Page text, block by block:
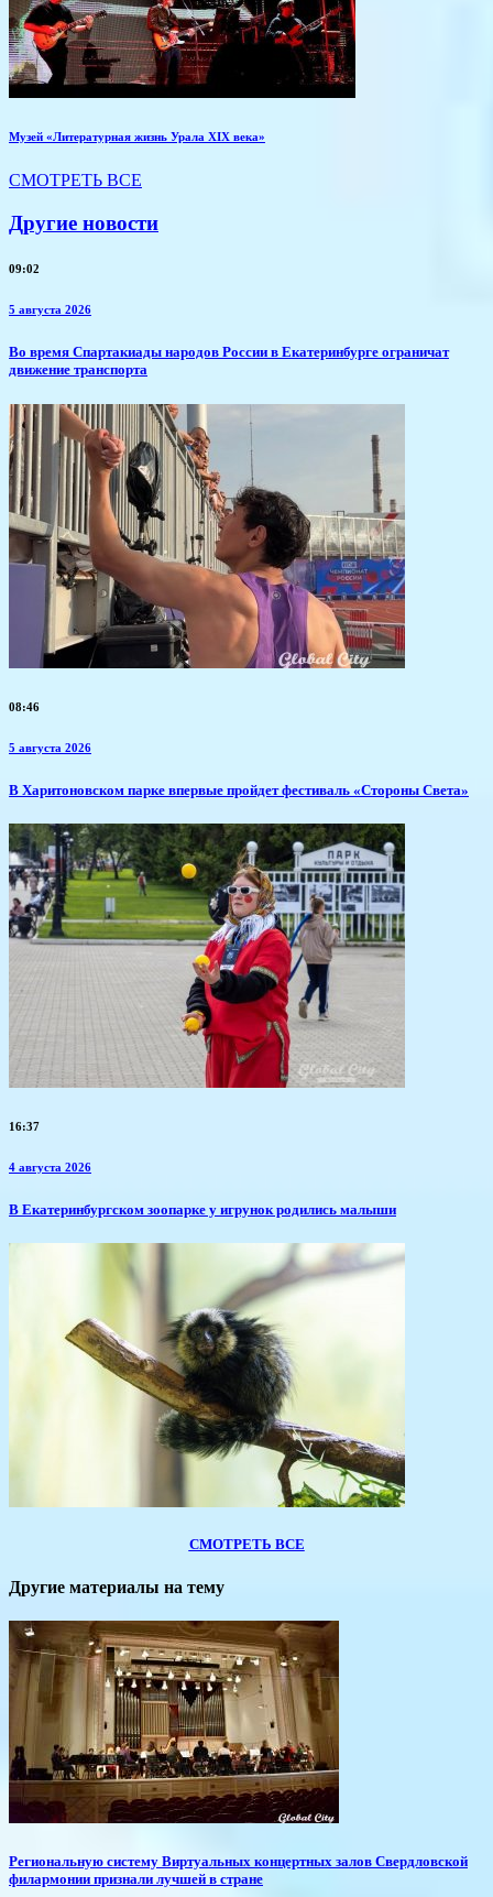
Музей «Литературная жизнь Урала XIX века»
СМОТРЕТЬ ВСЕ
Другие новости
09:02
5 августа 2026
​Во время Спартакиады народов России в Екатеринбурге ограничат
движение транспорта
08:46
5 августа 2026
В Харитоновском парке впервые пройдет фестиваль «Стороны Света»
16:37
4 августа 2026
​В Екатеринбургском зоопарке у игрунок родились малыши
СМОТРЕТЬ ВСЕ
Другие материалы на тему
​Региональную систему Виртуальных концертных залов Свердловской
филармонии признали лучшей в стране